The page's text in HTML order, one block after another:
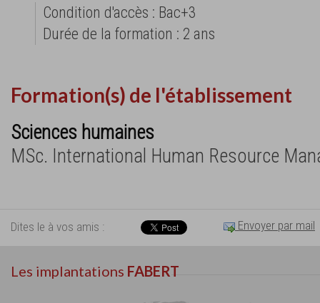
Condition d'accès : Bac+3
Durée de la formation : 2 ans
Formation(s) de l'établissement
Sciences humaines
MSc. International Human Resource
Dites le à vos amis : Envoyer par mail
Les implantations FABERT